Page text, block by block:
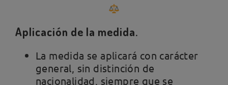
Aplicación de la medida.
La medida se aplicará con carácter
general, sin distinción de
nacionalidad, siempre que se